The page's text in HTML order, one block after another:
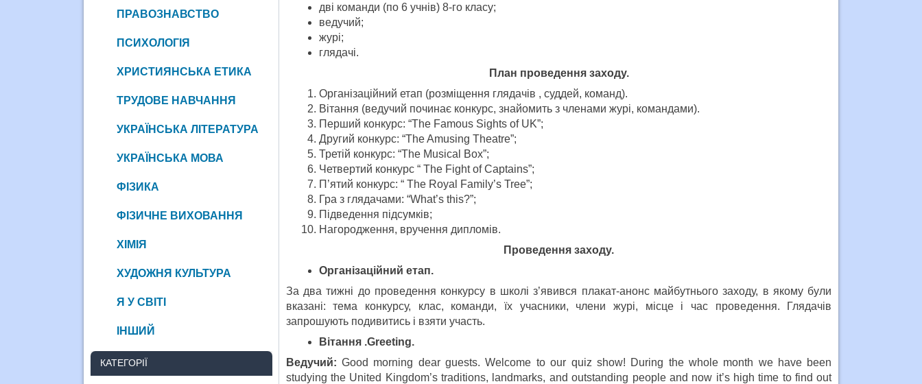
дві команди (по 6 учнів) 8-го класу;
ведучий;
журі;
глядачі.
План проведення заходу.
Організаційний етап (розміщення глядачів , суддей, команд).
Вітання (ведучий починає конкурс, знайомить з членами журі, командами).
Перший конкурс: “The Famous Sights of UK”;
Другий конкурс: “The Amusing Theatre”;
Третій конкурс: “The Musical Box”;
Четвертий конкурс “ The Fight of Captains”;
П’ятий конкурс: “ The Royal Family’s Tree”;
Гра з глядачами: “What’s this?”;
Підведення підсумків;
Нагородження, вручення дипломів.
Проведення заходу.
Організаційний етап.
За два тижні до проведення конкурсу в школі з’явився плакат-анонс майбутнього заходу, в якому були
вказані: тема конкурсу, клас, команди, їх учасники, члени журі, місце і час проведення. Глядачів
запрошують подивитись і взяти участь.
Вітання .Greeting.
Ведучий: Good morning dear guests. Welcome to our quiz show! During the whole month we have been
studying the United Kingdom’s traditions, landmarks, and outstanding people and now it’s high time to find out
ПРАВОЗНАВСТВО
ПСИХОЛОГІЯ
ХРИСТИЯНСЬКА ЕТИКА
ТРУДОВЕ НАВЧАННЯ
УКРАЇНСЬКА ЛІТЕРАТУРА
УКРАЇНСЬКА МОВА
ФІЗИКА
ФІЗИЧНЕ ВИХОВАННЯ
ХІМІЯ
ХУДОЖНЯ КУЛЬТУРА
Я У СВІТІ
ІНШИЙ
КАТЕГОРІЇ